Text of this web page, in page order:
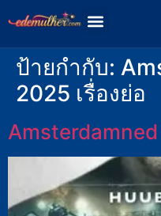
ป้ายกำกับ:
2025 เรื่องย่อ